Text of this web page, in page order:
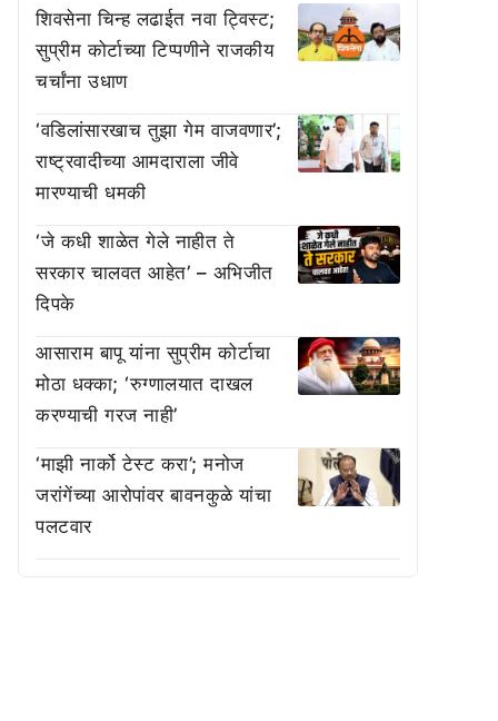
शिवसेना चिन्ह लढाईत नवा ट्विस्ट;
सुप्रीम कोर्टाच्या टिप्पणीने राजकीय
चर्चांना उधाण
‘वडिलांसारखाच तुझा गेम वाजवणार’;
राष्ट्रवादीच्या आमदाराला जीवे
मारण्याची धमकी
‘जे कधी शाळेत गेले नाहीत ते
सरकार चालवत आहेत’ – अभिजीत
दिपके
आसाराम बापू यांना सुप्रीम कोर्टाचा
मोठा धक्का; ‘रुग्णालयात दाखल
करण्याची गरज नाही’
‘माझी नार्को टेस्ट करा’; मनोज
जरांगेंच्या आरोपांवर बावनकुळे यांचा
पलटवार